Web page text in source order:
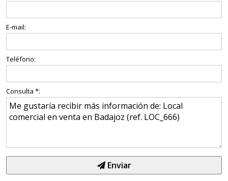
E-mail:
Teléfono:
Consulta *:
Enviar